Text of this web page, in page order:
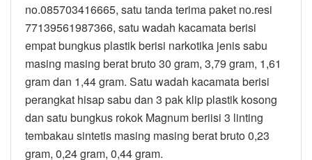
no.085703416665, satu tanda terima paket no.resi
77139561987366, satu wadah kacamata berisi
empat bungkus plastik berisi narkotika jenis sabu
masing masing berat bruto 30 gram, 3,79 gram, 1,61
gram dan 1,44 gram. Satu wadah kacamata berisi
perangkat hisap sabu dan 3 pak klip plastik kosong
dan satu bungkus rokok Magnum beriisi 3 linting
tembakau sintetis masing masing berat bruto 0,23
gram, 0,24 gram, 0,44 gram.